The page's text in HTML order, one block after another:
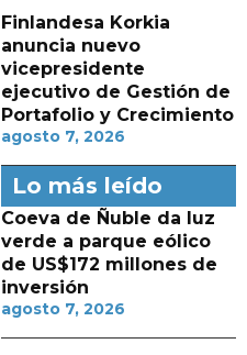
Finlandesa Korkia
anuncia nuevo
vicepresidente
ejecutivo de Gestión de
Portafolio y Crecimiento
agosto 7, 2026
Lo más leído
Coeva de Ñuble da luz
verde a parque eólico
de US$172 millones de
inversión
agosto 7, 2026